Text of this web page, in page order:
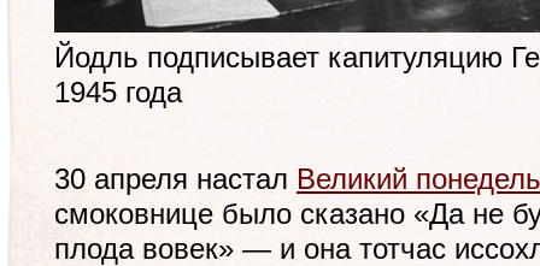
Йодль подписывает капитуляцию
1945 года
30 апреля настал Великий
смоковнице было сказано «Да не
плода вовек» — и она тотчас